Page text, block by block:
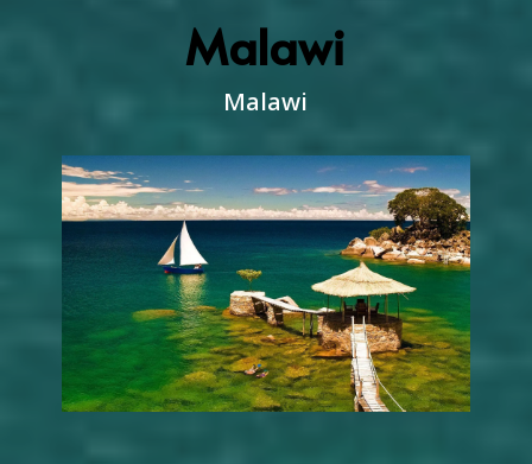
Malawi
Malawi